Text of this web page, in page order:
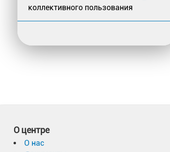
коллективного пользования
О центре
О нас